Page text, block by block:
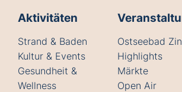
Aktivitäten
Strand & Baden
Kultur & Events
Gesundheit &
Wellness
Ostseebad
Highlights
Märkte
Open Air